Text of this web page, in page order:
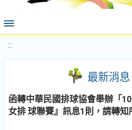
:::
最新消息
函轉中華民國排球協會舉辦「
女排 球聯賽』訊息1則，請轉知